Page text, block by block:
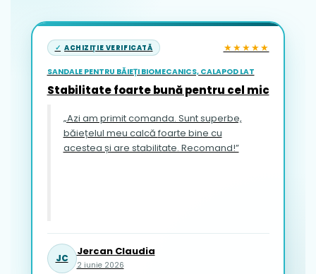
ACHIZIȚIE VERIFICATĂ ★★★★★
SANDALE PENTRU BĂIEȚI BIOMECANICS, CALAPOD LAT
Stabilitate foarte bună pentru cel mic
„Azi am primit comanda. Sunt superbe,
băiețelul meu calcă foarte bine cu
acestea și are stabilitate. Recomand!”
JC
Jercan Claudia
2 iunie 2026